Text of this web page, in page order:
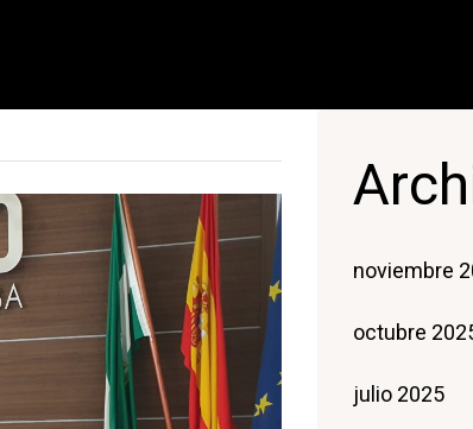
noviembre
octubre
julio 2025